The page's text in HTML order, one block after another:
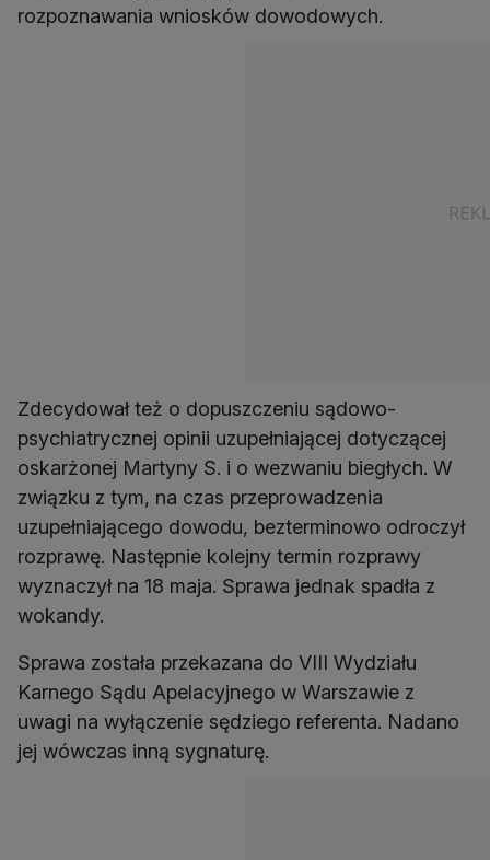
rozpoznawania wniosków dowodowych.
Zdecydował też o dopuszczeniu sądowo-
psychiatrycznej opinii uzupełniającej dotyczącej
oskarżonej Martyny S. i o wezwaniu biegłych. W
związku z tym, na czas przeprowadzenia
uzupełniającego dowodu, bezterminowo odroczył
rozprawę. Następnie kolejny termin rozprawy
wyznaczył na 18 maja. Sprawa jednak spadła z
wokandy.
Sprawa została przekazana do VIII Wydziału
Karnego Sądu Apelacyjnego w Warszawie z
uwagi na wyłączenie sędziego referenta. Nadano
jej wówczas inną sygnaturę.